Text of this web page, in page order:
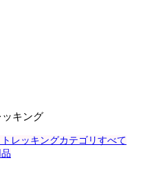
キング
レッキングカテゴリすべて